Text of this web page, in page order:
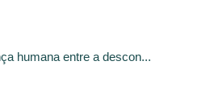
humana entre a descon...